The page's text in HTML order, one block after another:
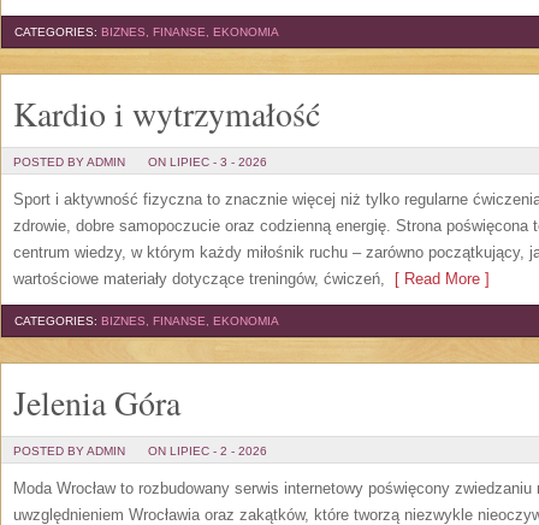
CATEGORIES: BIZNES, FINANSE, EKONOMIA
Kardio i wytrzymałość
POSTED BY ADMIN ON LIPIEC - 3 - 2026
Sport i aktywność fizyczna to znacznie więcej niż tylko regularne
zdrowie, dobre samopoczucie oraz codzienną energię. Strona poświęcona
centrum wiedzy, w którym każdy miłośnik ruchu – zarówno początkujący,
wartościowe materiały dotyczące treningów, ćwiczeń, [ Read More ]
CATEGORIES: BIZNES, FINANSE, EKONOMIA
Jelenia Góra
POSTED BY ADMIN ON LIPIEC - 2 - 2026
Moda Wrocław to rozbudowany serwis internetowy poświęcony
uwzględnieniem Wrocławia oraz zakątków, które tworzą niezwykle